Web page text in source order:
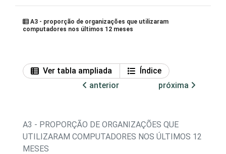
A3 - proporção de organizações que utilizaram
computadores nos últimos 12 meses
Ver tabla ampliada
Índice
anterior
próxima
A3 - PROPORÇÃO DE ORGANIZAÇÕES QUE
UTILIZARAM COMPUTADORES NOS ÚLTIMOS 12
MESES